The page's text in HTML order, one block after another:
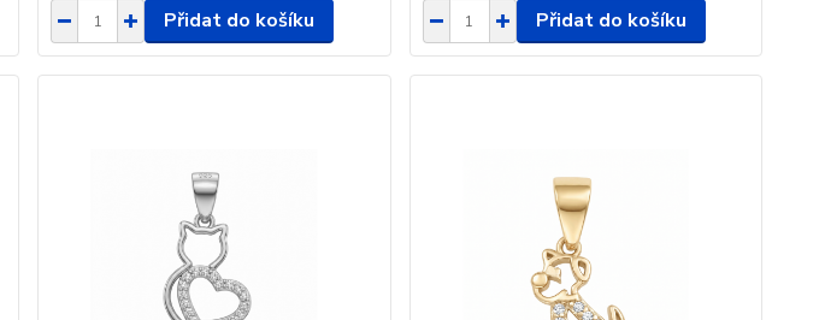
Přidat do košíku Přidat do košíku